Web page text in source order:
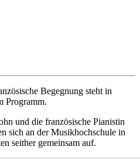
Begegnung steht in
Programm.
und die französische Pianistin
sich an der Musikhochschule in
seither gemeinsam auf.